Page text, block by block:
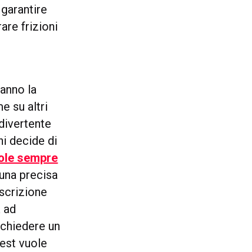
frizioni
la
su altri
decide di
sempre
precisa
un
vuole